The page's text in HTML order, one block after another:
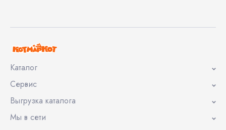
Каталог
Сервис
Выгрузка каталога
Мы в сети